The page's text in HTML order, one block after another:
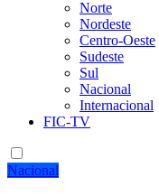
Norte
Nordeste
Centro-Oeste
Sudeste
Sul
Nacional
Internacional
FIC-TV
Nacional